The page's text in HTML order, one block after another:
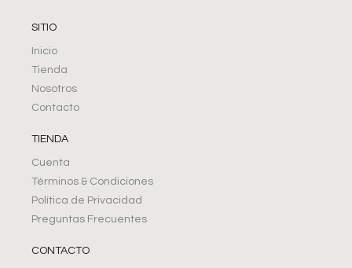
SITIO
Inicio
Tienda
Nosotros
Contacto
TIENDA
Cuenta
Términos & Condiciones
Política de Privacidad
Preguntas Frecuentes
CONTACTO